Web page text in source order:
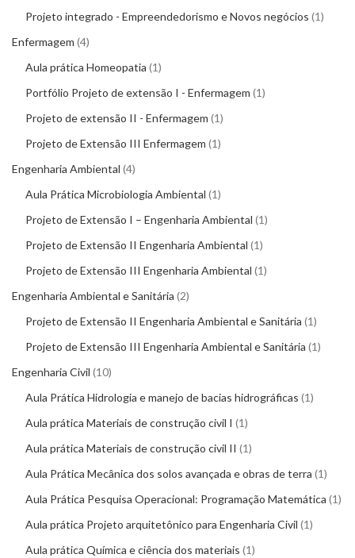
Projeto integrado - Empreendedorismo e Novos negócios 1
Enfermagem 4
Aula prática Homeopatia 1
Portfólio Projeto de extensão I - Enfermagem 1
Projeto de extensão II - Enfermagem 1
Projeto de Extensão III Enfermagem 1
Engenharia Ambiental 4
Aula Prática Microbiologia Ambiental 1
Projeto de Extensão I – Engenharia Ambiental 1
Projeto de Extensão II Engenharia Ambiental 1
Projeto de Extensão III Engenharia Ambiental 1
Engenharia Ambiental e Sanitária 2
Projeto de Extensão II Engenharia Ambiental e Sanitária 1
Projeto de Extensão III Engenharia Ambiental e Sanitária 1
Engenharia Civil 10
Aula Prática Hidrologia e manejo de bacias hidrográficas 1
Aula prática Materiais de construção civil I 1
Aula prática Materiais de construção civil II 1
Aula Prática Mecânica dos solos avançada e obras de terra 1
Aula Prática Pesquisa Operacional: Programação Matemática 1
Aula prática Projeto arquitetônico para Engenharia Civil 1
Aula prática Química e ciência dos materiais 1